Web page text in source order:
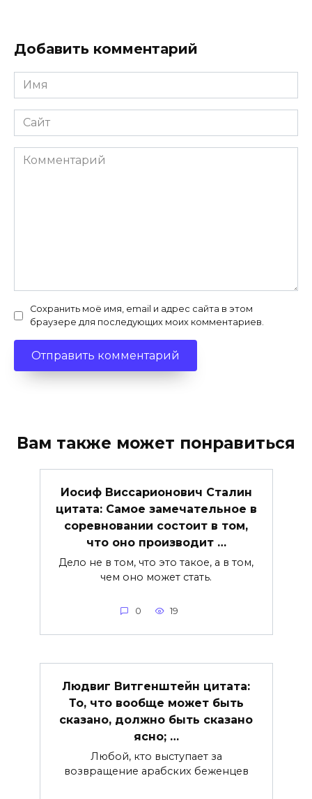
Добавить комментарий
Имя
*
Сайт
Комментарий
Сохранить моё имя, email и адрес сайта в этом
браузере для последующих моих комментариев.
Вам также может понравиться
Иосиф Виссарионович Сталин
цитата: Самое замечательное в
соревновании состоит в том,
что оно производит …
Дело не в том, что это такое, а в том,
чем оно может стать.
0 19
Людвиг Витгенштейн цитата:
То, что вообще может быть
сказано, должно быть сказано
ясно; …
Любой, кто выступает за
возвращение арабских беженцев